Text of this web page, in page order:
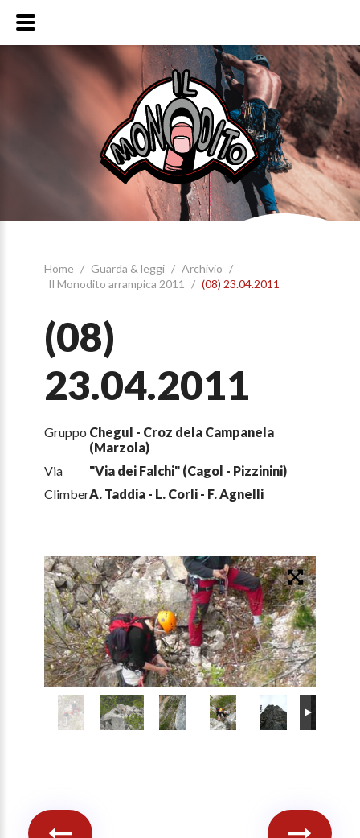
Home / Guarda & leggi / Archivio /
Il Monodito arrampica 2011
/ (08) 23.04.2011
(08)
23.04.2011
Gruppo Chegul - Croz dela Campanela
(Marzola)
Via
"Via dei Falchi" (Cagol - Pizzinini)
ClimberA. Taddia - L. Corli - F. Agnelli